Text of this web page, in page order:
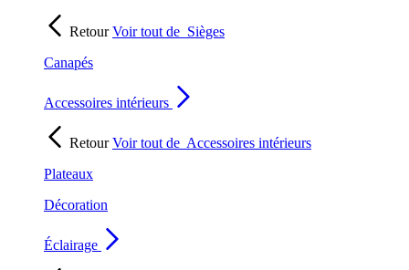
RetourVoir tout de Sièges
Canapés
Accessoires intérieurs
RetourVoir tout de Accessoires intérieurs
Plateaux
Décoration
Éclairage